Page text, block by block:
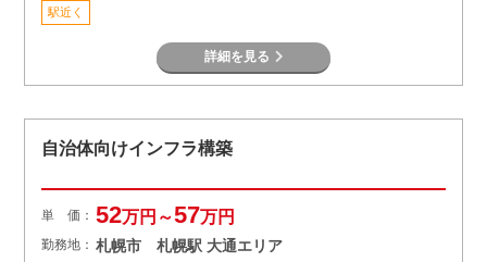
駅近く
詳細を見る
自治体向けインフラ構築
単 価： 52万円～57万円
勤務地： 札幌市 札幌駅 大通エリア